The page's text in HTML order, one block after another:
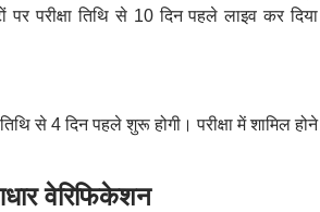
परीक्षा तिथि से 10 दिन पहले लाइव कर दिया
से 4 दिन पहले शुरू होगी। परीक्षा में शामिल होने
वेरिफिकेशन